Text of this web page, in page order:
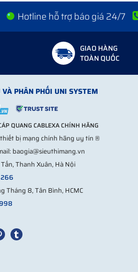
Hotline hỗ trợ báo giá 24/7
GIAO HÀNG
TOÀN QUỐC
PHÂN PHỐI UNI SYSTEM
QUANG CABLEXA CHÍNH HÃNG
bị mạng chính hãng uy tín ®
baogia@sieuthimang.vn
Thanh Xuân, Hà Nội
Tháng 8, Tân Bình, HCMC